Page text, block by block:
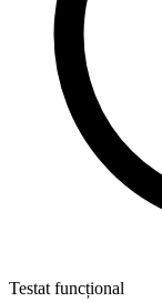
Testat funcțional